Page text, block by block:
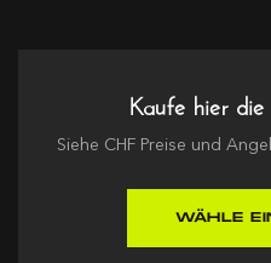
Kaufe hier
Siehe CHF Preise und
WÄHLE